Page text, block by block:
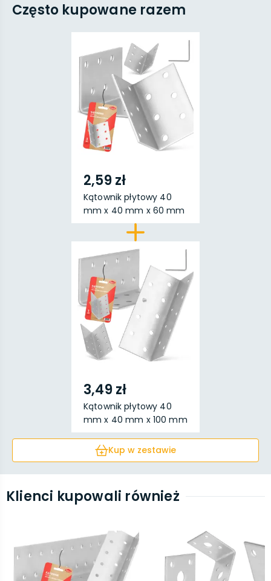
Często kupowane razem
2,59 zł
Kątownik płytowy 40
mm x 40 mm x 60 mm
3,49 zł
Kątownik płytowy 40
mm x 40 mm x 100 mm
Kup w zestawie
Klienci kupowali również